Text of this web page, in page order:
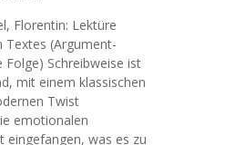
Florentin: Lektüre
Textes (Argument-
Folge) Schreibweise ist
mit einem klassischen
Twist
emotionalen
eingefangen, was es zu